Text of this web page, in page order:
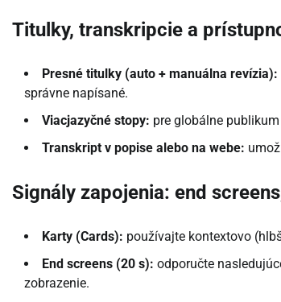
Titulky, transkripcie a
Presné titulky (auto + manuálna revízia):
správne napísané.
Viacjazyčné stopy: pre globálne
Transkript v popise alebo na webe:
Signály zapojenia: end
Karty (Cards): používajte kontextovo
End screens (20 s): odporučte
zobrazenie.